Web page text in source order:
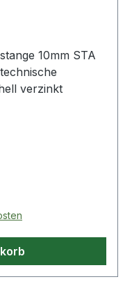
10mm STA
verzinkt